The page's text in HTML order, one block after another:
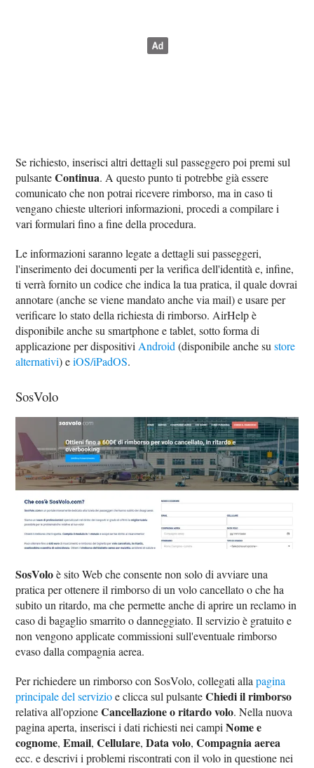
Se richiesto, inserisci altri dettagli sul passeggero poi premi sul
pulsanteContinua. A questo punto ti potrebbe già essere
comunicato che non potrai ricevere rimborso, ma in caso ti
vengano chieste ulteriori informazioni, procedi a compilare i
vari formulari fino a fine della procedura.
Le informazioni saranno legate a dettagli sui passeggeri,
l'inserimento dei documenti per la verifica dell'identità e, infine,
ti verrà fornito un codice che indica la tua pratica, il quale dovrai
annotare (anche se viene mandato anche via mail) e usare per
verificare lo stato della richiesta di rimborso. AirHelp è
disponibile anche su smartphone e tablet, sotto forma di
applicazione per dispositiviAndroid(disponibile anche sustore
alternativi) eiOS/iPadOS.
SosVolo
SosVoloè sito Web che consente non solo di avviare una
pratica per ottenere il rimborso di un volo cancellato o che ha
subito un ritardo, ma che permette anche di aprire un reclamo in
caso di bagaglio smarrito o danneggiato. Il servizio è gratuito e
non vengono applicate commissioni sull'eventuale rimborso
evaso dalla compagnia aerea.
Per richiedere un rimborso con SosVolo, collegati allapagina
principale del servizioe clicca sul pulsanteChiedi il rimborso
relativa all'opzioneCancellazione o ritardo volo. Nella nuova
pagina aperta, inserisci i dati richiesti nei campiNome e
cognome,Email,Cellulare,Data volo,Compagnia aerea
ecc. e descrivi i problemi riscontrati con il volo in questione nei